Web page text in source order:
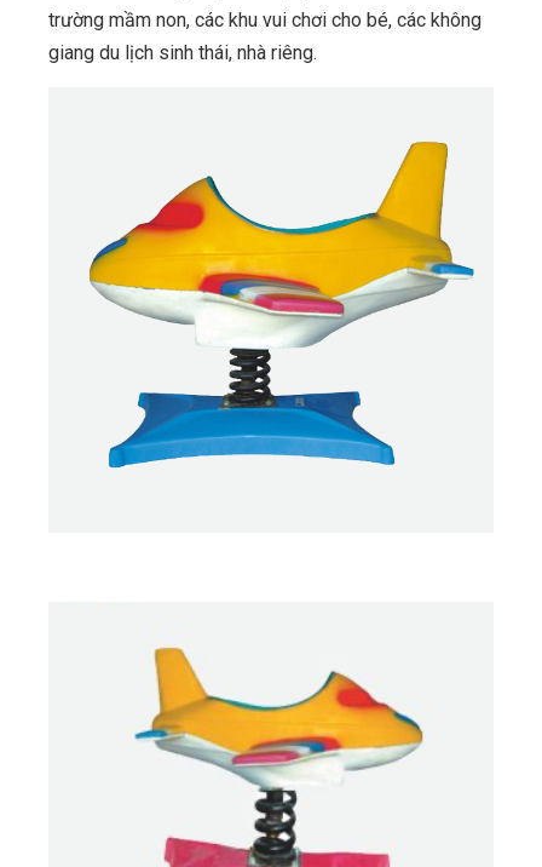
trường mầm non, các khu vui chơi cho bé, các không
giang du lịch sinh thái, nhà riêng.